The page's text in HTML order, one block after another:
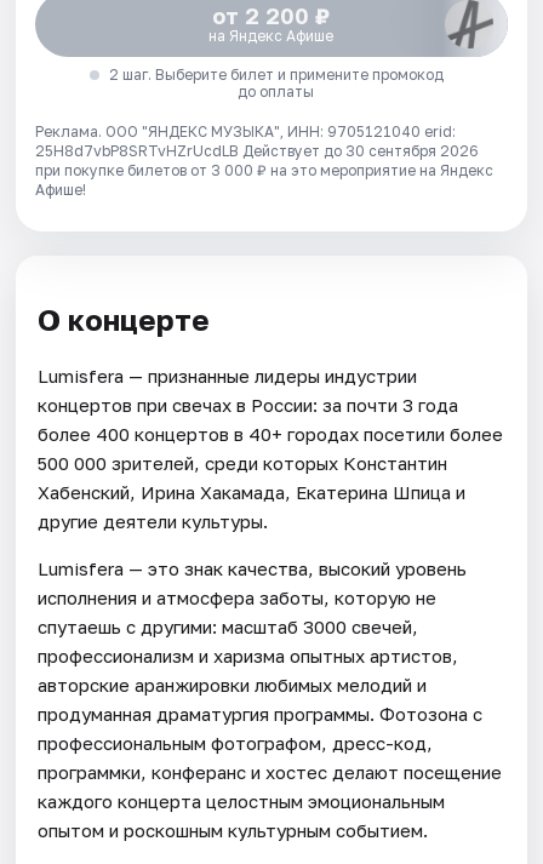
от 2 200 ₽
на Яндекс Афише
2 шаг. Выберите билет и примените промокод
до оплаты
Реклама. ООО "ЯНДЕКС МУЗЫКА", ИНН: 9705121040 erid:
25H8d7vbP8SRTvHZrUcdLB Действует до 30 сентября 2026
при покупке билетов от 3 000 ₽ на это мероприятие на Яндекс
Афише!
О концерте
Lumisfera — признанные лидеры индустрии
концертов при свечах в России: за почти 3 года
более 400 концертов в 40+ городах посетили более
500 000 зрителей, среди которых Константин
Хабенский, Ирина Хакамада, Екатерина Шпица и
другие деятели культуры.
Lumisfera — это знак качества, высокий уровень
исполнения и атмосфера заботы, которую не
спутаешь с другими: масштаб 3000 свечей,
профессионализм и харизма опытных артистов,
авторские аранжировки любимых мелодий и
продуманная драматургия программы. Фотозона с
профессиональным фотографом, дресс-код,
программки, конферанс и хостес делают посещение
каждого концерта целостным эмоциональным
опытом и роскошным культурным событием.